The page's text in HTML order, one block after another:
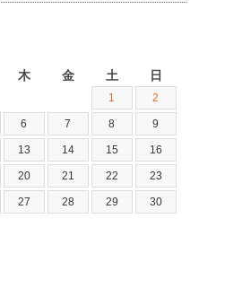
木 金 土 日
1 2
6 7 8 9
13 14 15 16
20 21 22 23
27 28 29 30